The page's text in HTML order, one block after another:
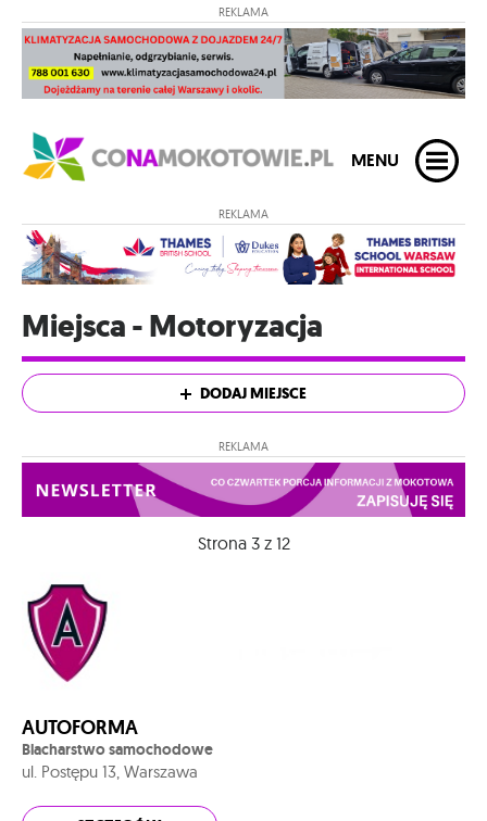
REKLAMA
MENU
REKLAMA
Miejsca - Motoryzacja
DODAJ MIEJSCE
REKLAMA
Strona 3 z 12
AUTOFORMA
Blacharstwo samochodowe
ul. Postępu 13, Warszawa